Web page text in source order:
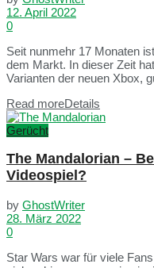
12. April 2022
0
Seit nunmehr 17 Monaten
dem Markt. In dieser Zeit
Varianten der neuen Xbox,
Read moreDetails
Gerücht
The Mandalorian –
Videospiel?
by GhostWriter
28. März 2022
0
Star Wars war für viele